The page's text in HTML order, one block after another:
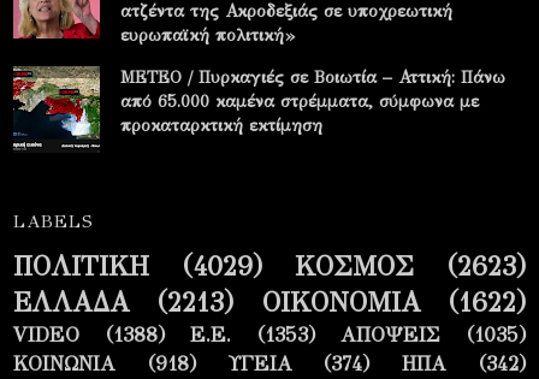
ατζέντα της Ακροδεξιάς σε υποχρεωτική
ευρωπαϊκή πολιτική»
METEO / Πυρκαγιές σε Βοιωτία – Αττική: Πάνω
από 65.000 καμένα στρέμματα, σύμφωνα με
προκαταρκτική εκτίμηση
LABELS
ΠΟΛΙΤΙΚΗ (4029) ΚΟΣΜΟΣ
(2623)
ΕΛΛΑΔΑ
(2213) ΟΙΚΟΝΟΜΙΑ (1622)
VIDEO (1388) Ε.Ε. (1353) ΑΠΟΨΕΙΣ
(1035)
ΚΟΙΝΩΝΙΑ
(918) ΥΓΕΙΑ (374) ΗΠΑ
(342)